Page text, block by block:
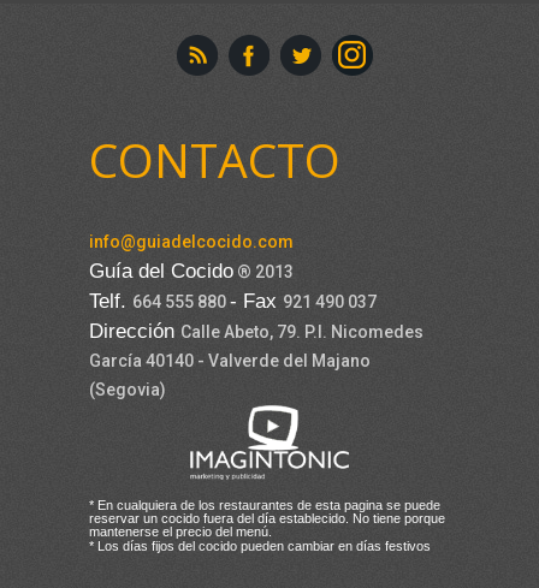
CONTACTO
info@guiadelcocido.com
Guía del Cocido ® 2013
Telf. 664 555 880- Fax 921 490 037
Dirección Calle Abeto, 79. P.I. Nicomedes
García 40140 - Valverde del Majano
(Segovia)
* En cualquiera de los restaurantes de esta pagina se puede
reservar un cocido fuera del día establecido. No tiene porque
mantenerse el precio del menú.
* Los días fijos del cocido pueden cambiar en días festivos